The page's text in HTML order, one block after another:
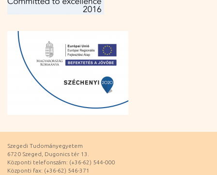
Szegedi Tudományegyetem
6720 Szeged, Dugonics tér 13.
Központi telefonszám: (+36-62) 544-000
Központi fax: (+36-62) 546-371